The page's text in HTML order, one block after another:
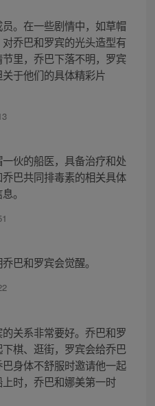
。在一些剧情中，如草帽
乔巴和罗宾的光头造型有
里，乔巴下落不明，罗宾
于他们的具体精彩片
伙的船医，具备治疗和处
巴共同排毒素的相关具体
。
巴和罗宾会觉醒。
关系非常要好。乔巴和罗
棋、逛街，罗宾会给乔巴
身体不舒服时邀请他一起
时，乔巴和娜美第一时